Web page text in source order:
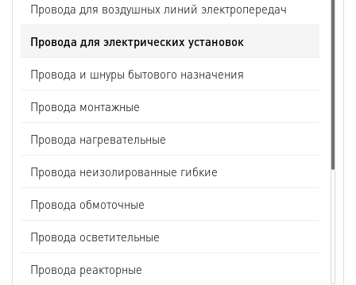
Провода для воздушных линий электропередач
Провода для электрических установок
Провода и шнуры бытового назначения
Провода монтажные
Провода нагревательные
Провода неизолированные гибкие
Провода обмоточные
Провода осветительные
Провода реакторные